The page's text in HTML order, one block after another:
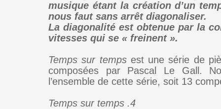
musique étant la création d’un
nous faut sans arrêt diagonaliser.
La diagonalité est obtenue par la
vitesses qui se « freinent ».
Temps sur tempsest une série de
composées par Pascal Le Gall.
l’ensemble de cette série, soit 13
Temps sur temps .4